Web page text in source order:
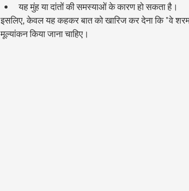
यह मुंह या दांतों की समस्याओं के कारण हो सकता है।
इसलिए, केवल यह कहकर बात को खारिज कर देना कि "वे
मूल्यांकन किया जाना चाहिए।